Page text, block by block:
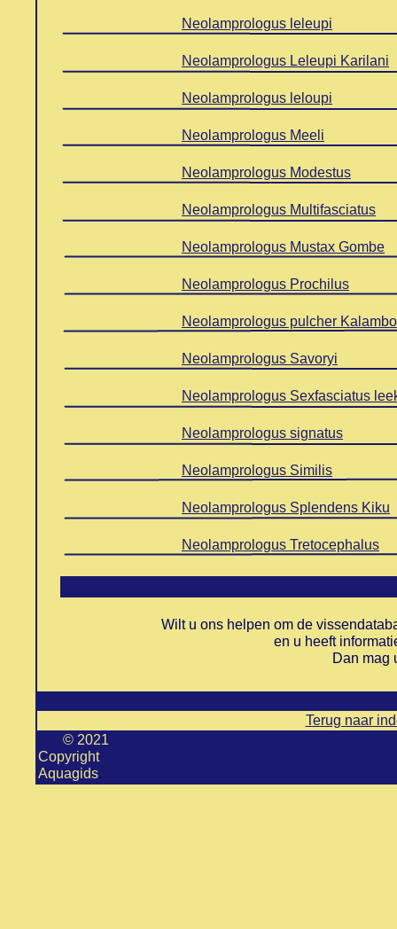
Terug naar
© 2021
Copyright
Aquagids.
Neolamprologus leleupi
Neolamprologus Leleupi Karilani
Neolamprologus leloupi
Neolamprologus Meeli
Neolamprologus Modestus
Neolamprologus Multifasciatus
Neolamprologus Mustax Gombe
Neolamprologus Prochilus
Neolamprologus pulcher Kalambo
Neolamprologus Savoryi
Neolamprologus Sexfasciatus
Neolamprologus signatus
Neolamprologus Similis
Neolamprologus Splendens Kiku
Neolamprologus Tretocephalus
Wilt u ons helpen om de
en u heeft
Dan mag